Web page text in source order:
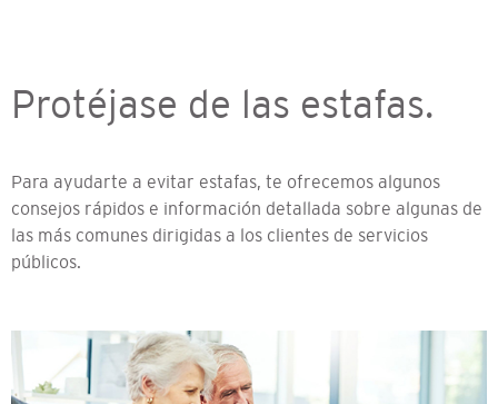
Protéjase de las estafas.
Para ayudarte a evitar estafas, te ofrecemos algunos
consejos rápidos e información detallada sobre algunas de
las más comunes dirigidas a los clientes de servicios
públicos.